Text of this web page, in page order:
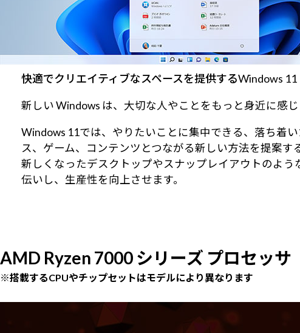
快適でクリエイティブなスペースを提供するWindows 11
新しい Windows は、大切な人やことをもっと身近に感じ
Windows 11では、やりたいことに集中できる、落ち着
ス、ゲーム、コンテンツとつながる新しい方法を提案す
新しくなったデスクトップやスナップレイアウトのよ
伝いし、生産性を向上させます。
AMD Ryzen 7000 シリーズ プロセッサ
※搭載するCPUやチップセットはモデルにより異なります